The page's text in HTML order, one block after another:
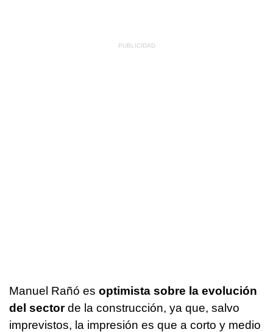
Manuel Rañó es optimista sobre la evolución
del sectorde la construcción, ya que, salvo
imprevistos, la impresión es que a corto y medio